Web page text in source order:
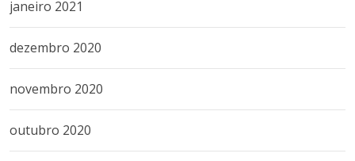
janeiro 2021
dezembro 2020
novembro 2020
outubro 2020